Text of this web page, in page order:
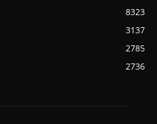
8323
3137
2785
2736